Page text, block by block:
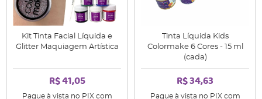
Kit Tinta Facial Líquida e
Glitter Maquiagem Artística
R$ 41,05
Pague à vista no PIX com
Tinta Líquida Kids
Colormake 6 Cores - 15 ml
(cada)
R$ 34,63
Pague à vista no PIX com